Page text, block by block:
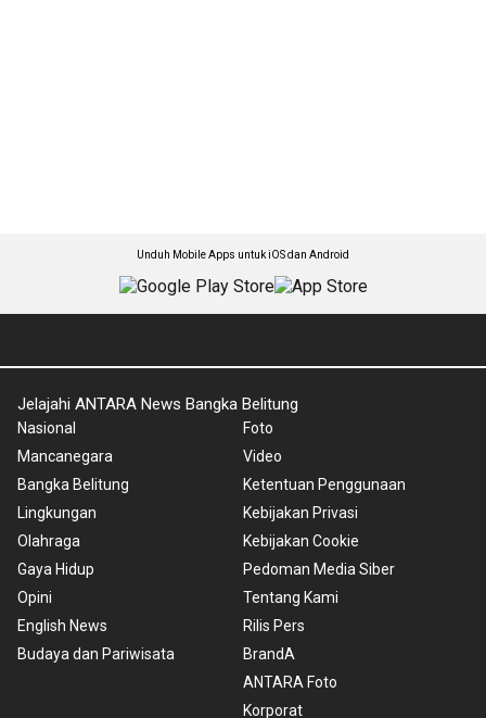
Unduh Mobile Apps untuk iOS dan Android
Jelajahi ANTARA News Bangka Belitung
Nasional
Mancanegara
Bangka Belitung
Lingkungan
Olahraga
Gaya Hidup
Opini
English News
Budaya dan Pariwisata
Foto
Video
Ketentuan Penggunaan
Kebijakan Privasi
Kebijakan Cookie
Pedoman Media Siber
Tentang Kami
Rilis Pers
BrandA
ANTARA Foto
Korporat